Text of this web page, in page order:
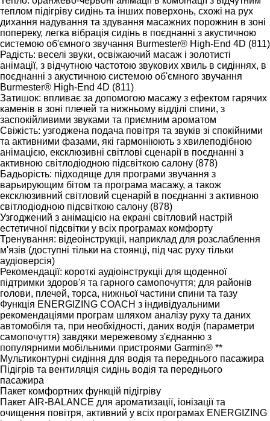
теплом підігріву сидінь та інших поверхонь, схожі на рух
дихання надування та здування масажних порожнин в зоні
попереку, легка вібрація сидінь в поєднанні з акустичною
системою об'ємного звучання Burmester® High-End 4D (811)
Радість: веселі звуки, освіжаючий масаж і золотисті
анімації, з відчутною частотою звукових хвиль в сидіннях, в
поєднанні з акустичною системою об'ємного звучання
Burmester® High-End 4D (811)
Затишок: впливає за допомогою масажу з ефектом гарячих
каменів в зоні плечей та нижньому відділі спини, з
заспокійливими звуками та приємним ароматом
Свіжість: узгоджена подача повітря та звуків зі спокійними
та активними фазами, які гармоніюють з хвилеподібною
анімацією, ексклюзивні світлові сценарії в поєднанні з
активною світлодіодною підсвіткою салону (878)
Бадьорість: підходяще для програми звучання з
варьирующим бітом та програма масажу, а також
ексклюзивний світловий сценарій в поєднанні з активною
світлодіодною підсвіткою салону (878)
Узгоджений з анімацією на екрані світловий настрій
естетичної підсвітки у всіх програмах комфорту
Тренування: відеоінструкції, наприклад для розслаблення
м'язів (доступні тільки на стоянці, під час руху тільки
аудіоверсія)
Рекомендації: короткі аудіоінструкціі для щоденної
підтримки здоров'я та гарного самопочуття; для районів
голови, плечей, торса, нижньої частини спини та тазу
Функція ENERGIZING COACH з індивідуальними
рекомендаціями програм шляхом аналізу руху та даних
автомобіля та, при необхідності, даних водія (параметри
самопочуття) завдяки мережевому з'єднанню з
популярними мобільними пристроями Garmin® **
Мультиконтурні сидіння для водія та переднього пасажира
Підігрів та вентиляція сидінь водія та переднього
пасажира
Пакет комфортних функцій підігріву
Пакет AIR-BALANCE для ароматизації, іонізації та
очищення повітря, активний у всіх програмах ENERGIZING